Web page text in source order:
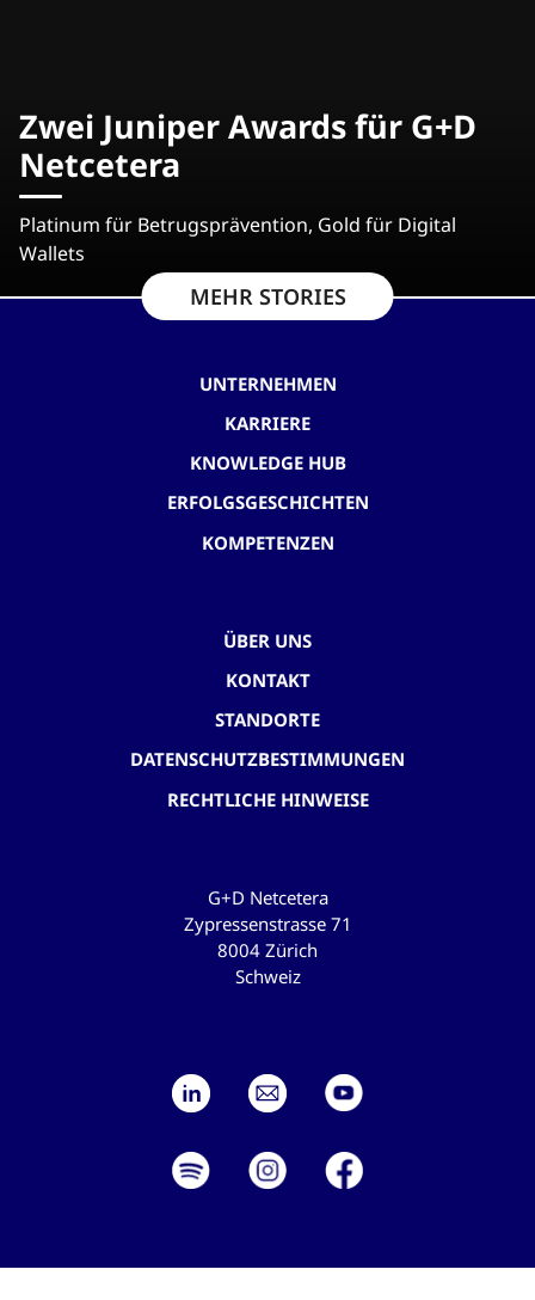
Zwei Juniper Awards für G+D
Netcetera
Platinum für Betrugsprävention, Gold für Digital
Wallets
MEHR STORIES
UNTERNEHMEN
KARRIERE
KNOWLEDGE HUB
ERFOLGSGESCHICHTEN
KOMPETENZEN
ÜBER UNS
KONTAKT
STANDORTE
DATENSCHUTZBESTIMMUNGEN
RECHTLICHE HINWEISE
G+D Netcetera
Zypressenstrasse 71
8004 Zürich
Schweiz